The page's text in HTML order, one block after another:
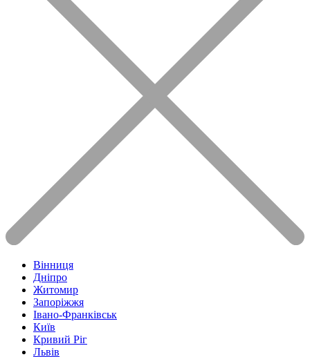
Вінниця
Дніпро
Житомир
Запоріжжя
Івано-Франківськ
Київ
Кривий Ріг
Львів